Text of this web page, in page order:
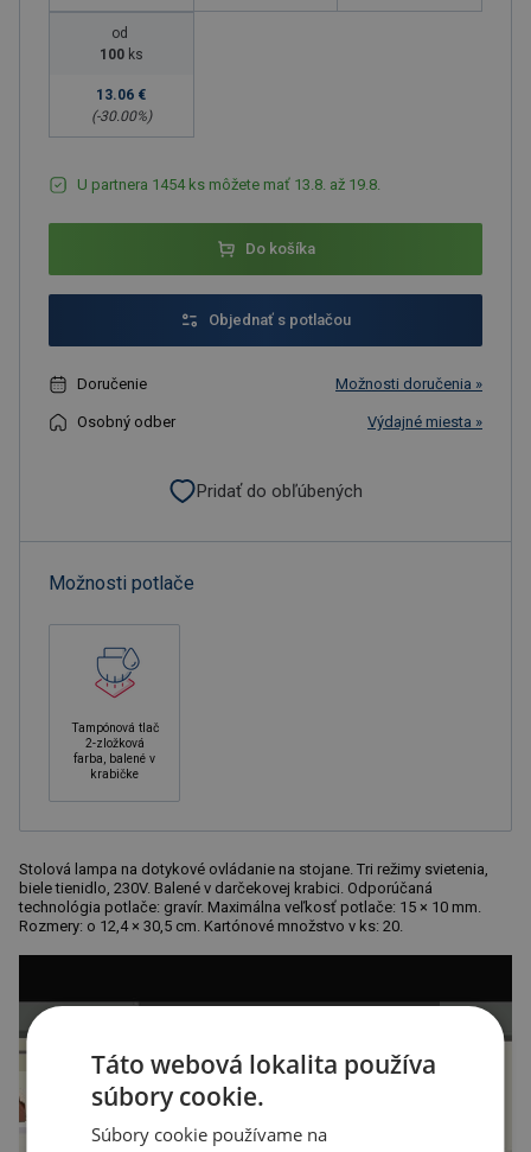
od
100 ks
13.06 €
(-30.00%)
U partnera 1454 ks môžete mať 13.8. až 19.8.
Do košíka
Objednať s potlačou
Doručenie Možnosti doručenia »
Osobný odber Výdajné miesta »
Pridať do obľúbených
Možnosti potlače
Tampónová tlač
2-zložková
farba, balené v
krabičke
Stolová lampa na dotykové ovládanie na stojane. Tri režimy svietenia,
biele tienidlo, 230V. Balené v darčekovej krabici. Odporúčaná
technológia potlače: gravír. Maximálna veľkosť potlače: 15 × 10 mm.
Rozmery: o 12,4 × 30,5 cm. Kartónové množstvo v ks: 20.
Táto webová lokalita používa
súbory cookie.
Súbory cookie používame na